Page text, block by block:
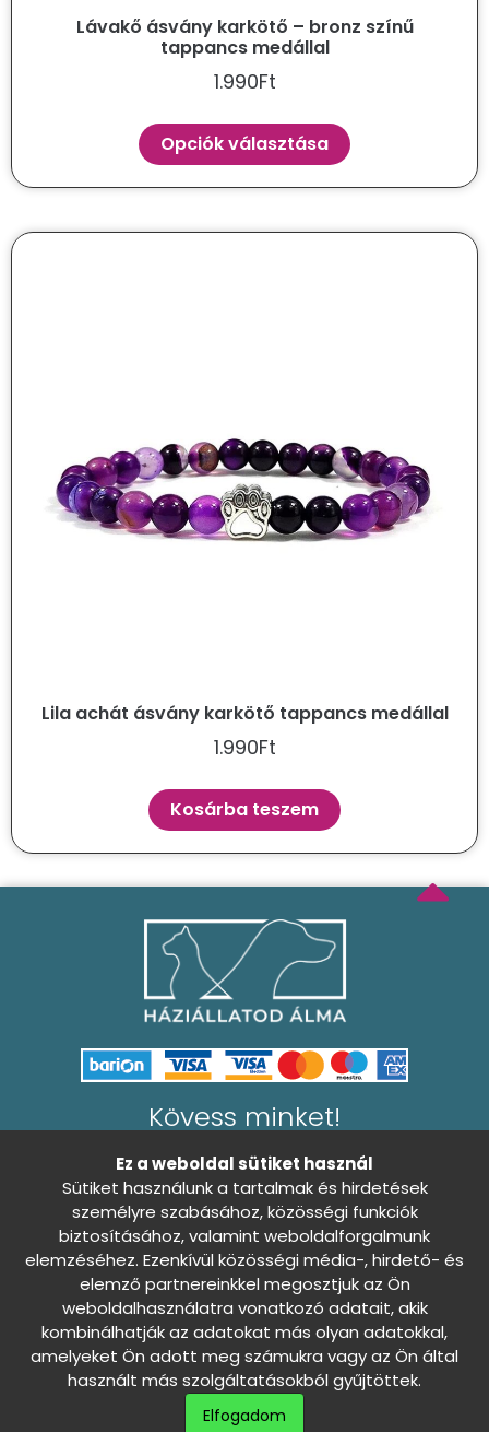
Lávakő ásvány karkötő – bronz színű
tappancs medállal
1.990Ft
Opciók választása
Lila achát ásvány karkötő tappancs medállal
1.990Ft
Kosárba teszem
Kövess minket!
Általános Szerződési Feltételek
Adatkezelési tájékoztató
Sütibeállítások Nincs döntés
Szállítási és fizetési információk
Ez a weboldal sütiket használ
Sütiket használunk a tartalmak és hirdetések
személyre szabásához, közösségi funkciók
biztosításához, valamint weboldalforgalmunk
elemzéséhez. Ezenkívül közösségi média-, hirdető- és
elemző partnereinkkel megosztjuk az Ön
weboldalhasználatra vonatkozó adatait, akik
kombinálhatják az adatokat más olyan adatokkal,
amelyeket Ön adott meg számukra vagy az Ön által
használt más szolgáltatásokból gyűjtöttek.
Elfogadom